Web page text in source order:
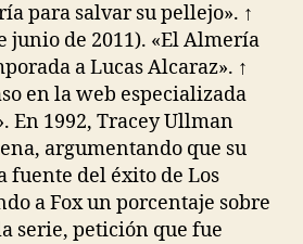
para salvar su pellejo». ↑
junio de 2011). «El Almería
a Lucas Alcaraz». ↑
en la web especializada
En 1992, Tracey Ullman
argumentando que su
fuente del éxito de Los
a Fox un porcentaje sobre
serie, petición que fue